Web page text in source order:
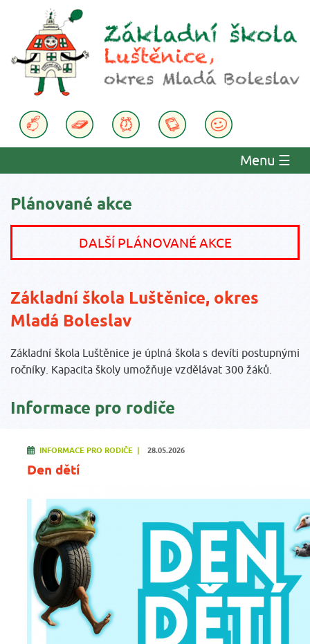
Menu ☰
Plánované akce
DALŠÍ PLÁNOVANÉ AKCE
Základní škola Luštěnice, okres
Mladá Boleslav
Základní škola Luštěnice je úplná škola s devíti postupnými
ročníky. Kapacita školy umožňuje vzdělávat 300 žáků.
Informace pro rodiče
INFORMACE PRO RODIČE | 28.05.2026
Den dětí